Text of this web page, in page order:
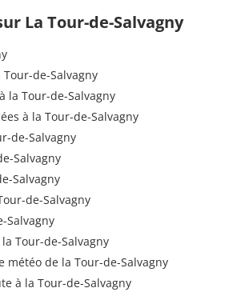
La Tour-de-Salvagny
de-Salvagny
la Tour-de-Salvagny
à la Tour-de-Salvagny
de-Salvagny
Salvagny
Salvagny
de-Salvagny
Salvagny
Tour-de-Salvagny
météo de la Tour-de-Salvagny
à la Tour-de-Salvagny